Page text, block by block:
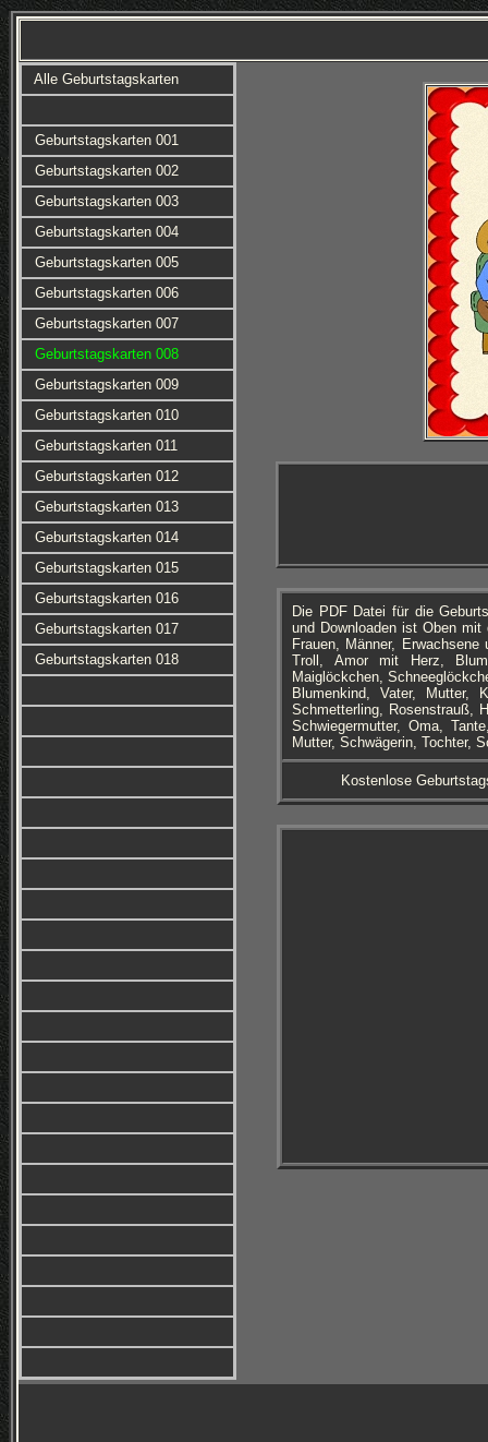
Alle Geburtstagskarten
Geburtstagskarten 001
Geburtstagskarten 002
Geburtstagskarten 003
Geburtstagskarten 004
Geburtstagskarten 005
Geburtstagskarten 006
Geburtstagskarten 007
Geburtstagskarten 008
Geburtstagskarten 009
Geburtstagskarten 010
Geburtstagskarten 011
Geburtstagskarten 012
Geburtstagskarten 013
Geburtstagskarten 014
Geburtstagskarten 015
Geburtstagskarten 016
Geburtstagskarten 017
Geburtstagskarten 018
Die PDF Datei für die
und Downloaden ist Oben
Frauen, Männer,
Troll, Amor mit Herz,
Maiglöckchen,
Blumenkind, Vater,
Schmetterling, Rosenstrauß,
Schwiegermutter, Oma,
Mutter, Schwägerin, Tochter,
Kostenlose